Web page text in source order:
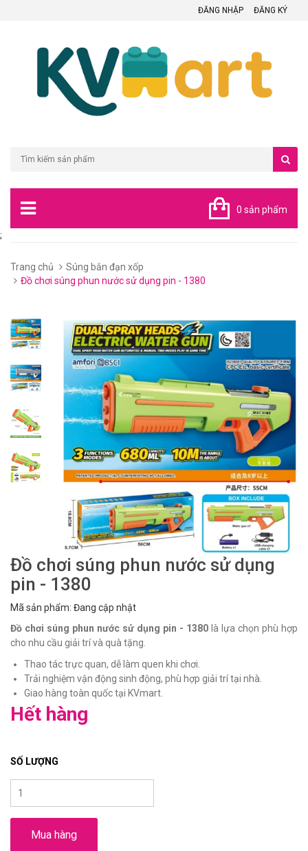
ĐĂNG NHẬP ĐĂNG KÝ
0 sản phẩm
;
Trang chủ
Súng bắn đạn xốp
Đồ chơi súng phun nước sử dụng pin - 1380
Đồ chơi súng phun nước sử dụng
pin - 1380
Mã sản phẩm: Đang cập nhật
Đồ chơi súng phun nước sử dụng pin - 1380 là lựa chọn phù hợp
cho nhu cầu giải trí và quà tặng.
Thao tác trực quan, dễ làm quen khi chơi.
Trải nghiệm vận động sinh động, phù hợp giải trí tại nhà.
Giao hàng toàn quốc tại KVmart.
Hết hàng
SỐ LƯỢNG
Mua hàng